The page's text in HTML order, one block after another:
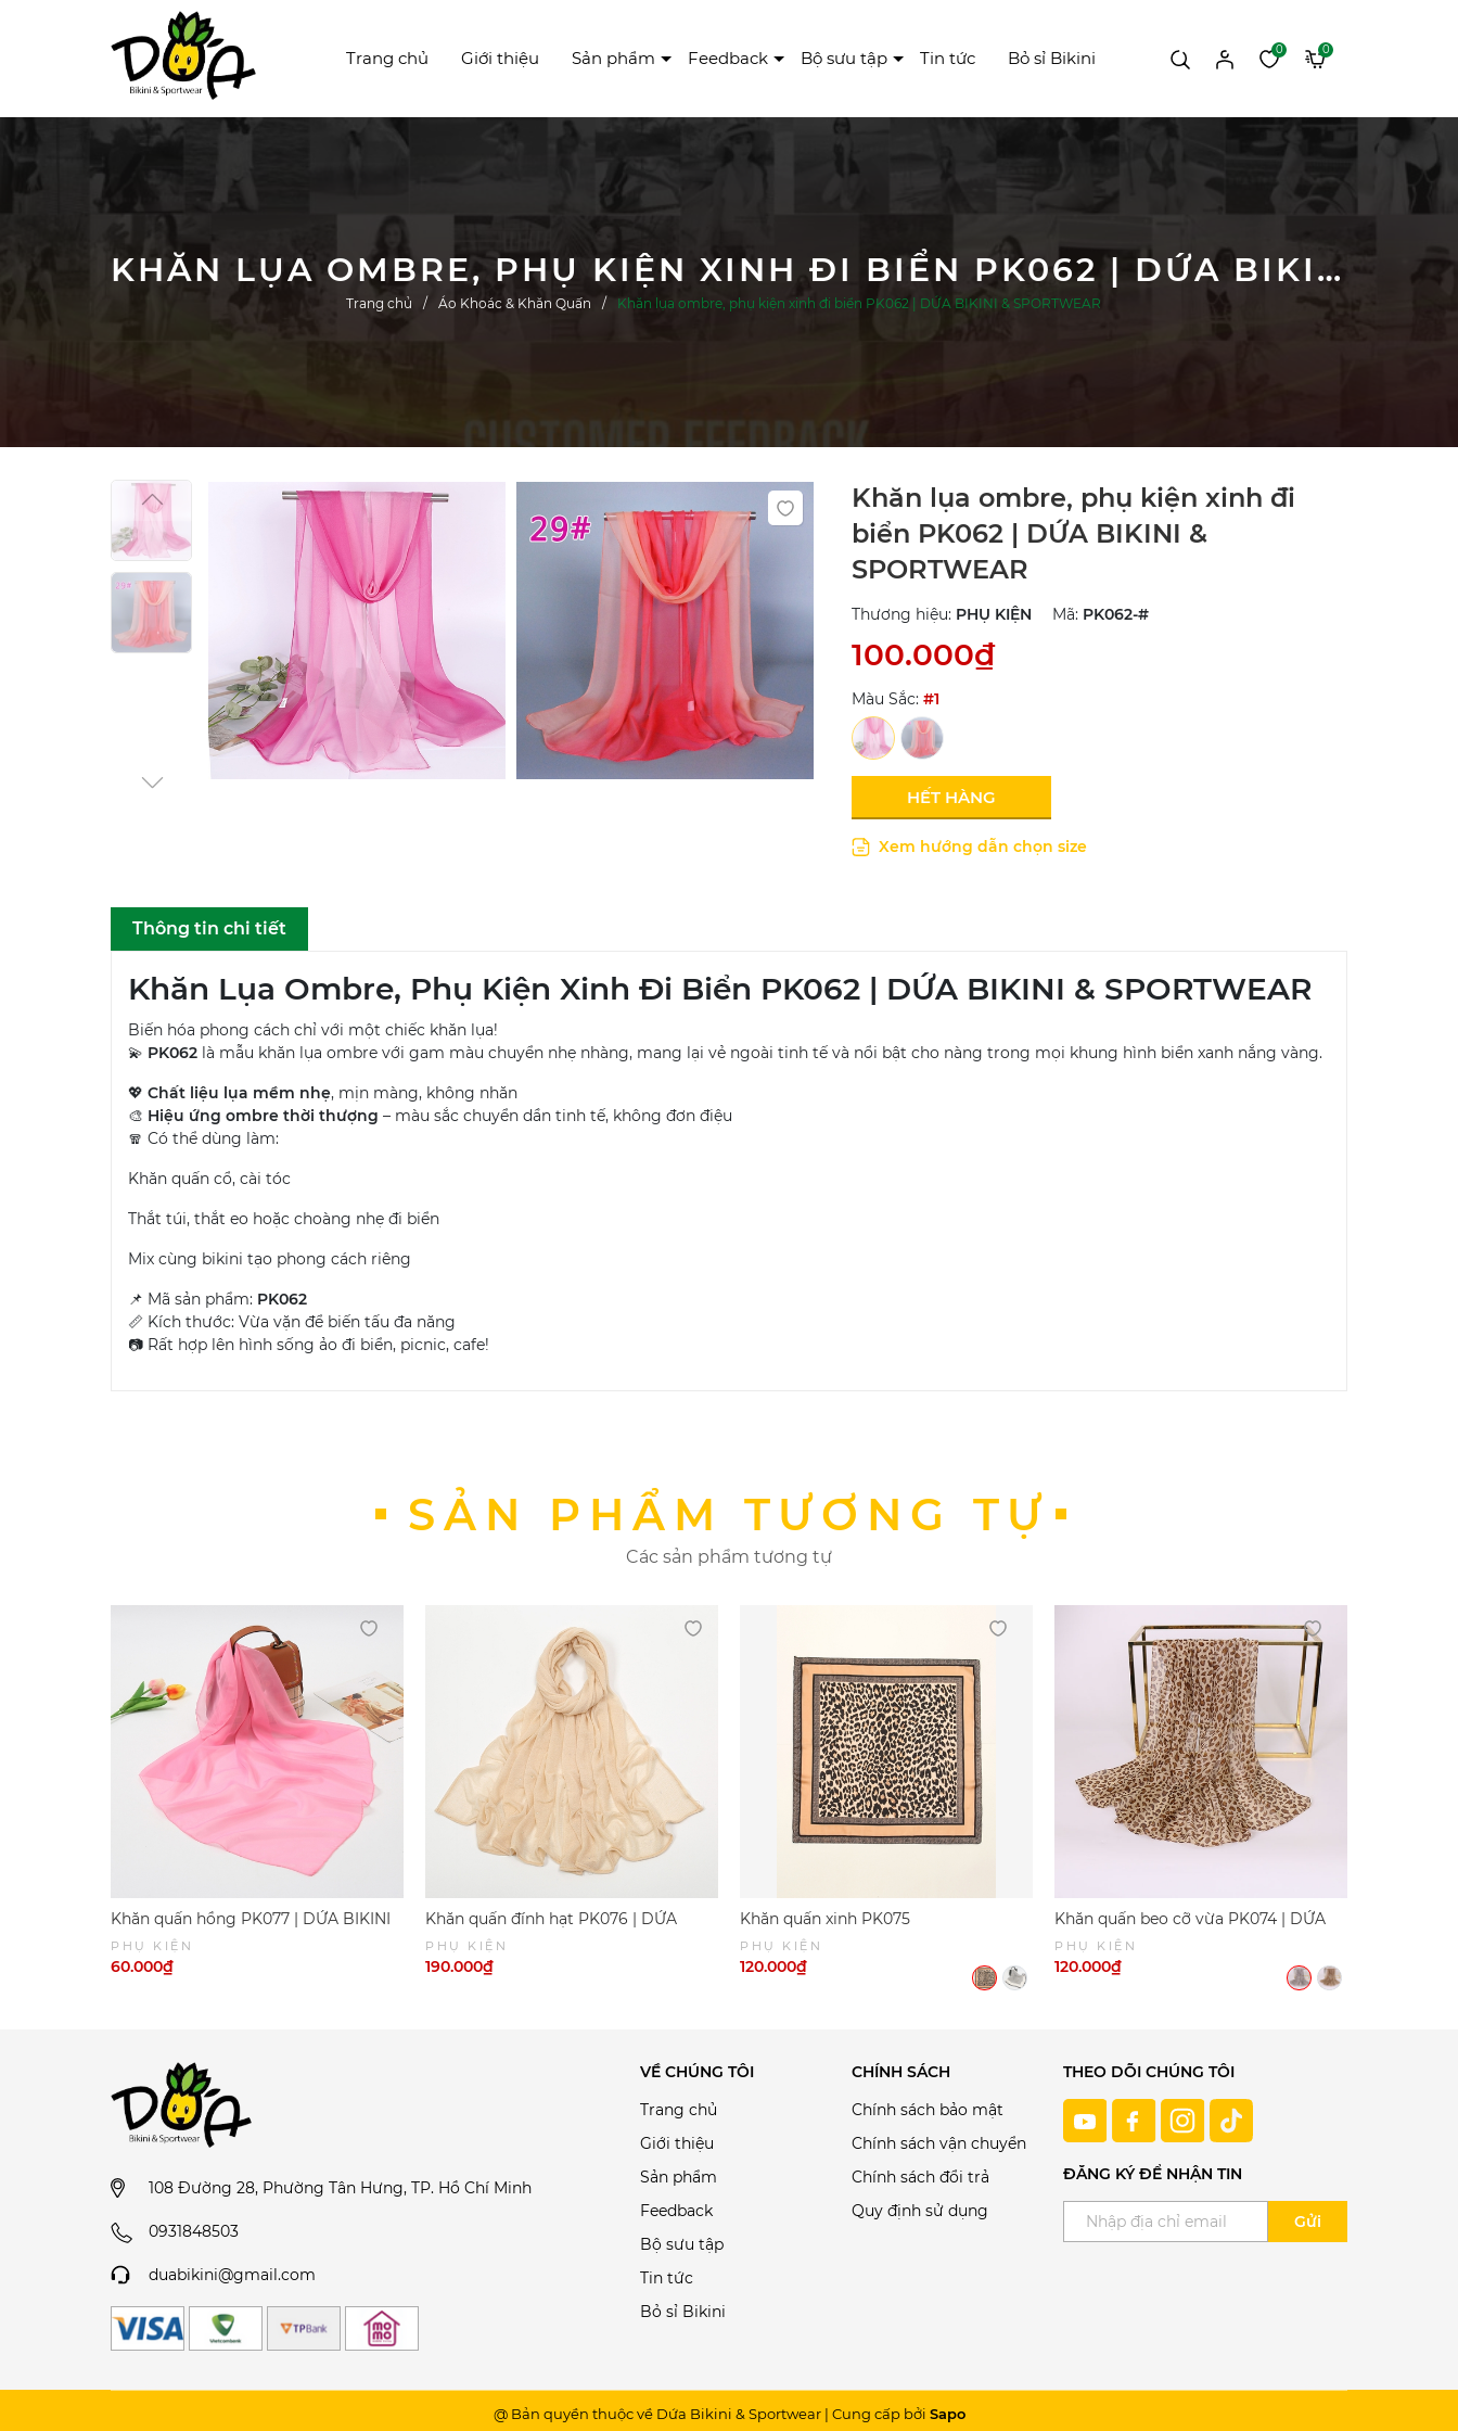
Trang chủ Giới thiệu Sản phẩm Feedback Bộ sưu tập Tin tức Bỏ sỉ Bikini 0 0
KHĂN LỤA OMBRE, PHỤ KIỆN XINH ĐI BIỂN PK062 | DỨA BIKINI & SPORTWEAR
Trang chủ Áo Khoác & Khăn Quấn Khăn lụa ombre, phụ kiện xinh đi biển PK062 | DỨA BIKINI & SPORTWEAR
Khăn lụa ombre, phụ kiện xinh đi
biển PK062 | DỨA BIKINI &
SPORTWEAR
Thương hiệu: PHỤ KIỆN Mã: PK062-#
100.000₫
Màu Sắc: #1
HẾT HÀNG
Xem hướng dẫn chọn size
Thông tin chi tiết
Khăn Lụa Ombre, Phụ Kiện Xinh Đi Biển PK062 | DỨA BIKINI & SPORTWEAR
Biến hóa phong cách chỉ với một chiếc khăn lụa!
💫 PK062 là mẫu khăn lụa ombre với gam màu chuyển nhẹ nhàng, mang lại vẻ ngoài tinh tế và nổi bật cho nàng trong mọi khung hình biển xanh nắng vàng.
💖 Chất liệu lụa mềm nhẹ, mịn màng, không nhăn
🎨 Hiệu ứng ombre thời thượng – màu sắc chuyển dần tinh tế, không đơn điệu
🧣 Có thể dùng làm:
Khăn quấn cổ, cài tóc
Thắt túi, thắt eo hoặc choàng nhẹ đi biển
Mix cùng bikini tạo phong cách riêng
📌 Mã sản phẩm: PK062
📏 Kích thước: Vừa vặn để biến tấu đa năng
📷 Rất hợp lên hình sống ảo đi biển, picnic, cafe!
SẢN PHẨM TƯƠNG TỰ
Các sản phẩm tương tự
Khăn quấn hồng PK077 | DỨA BIKINI
& SPORTWEAR
PHỤ KIỆN
60.000₫
Khăn quấn đính hạt PK076 | DỨA
BIKINI & SPORTWEAR
PHỤ KIỆN
190.000₫
Khăn quấn xinh PK075
PHỤ KIỆN
120.000₫
Khăn quấn beo cỡ vừa PK074 | DỨA
BIKINI & SPORTWEAR
PHỤ KIỆN
120.000₫
108 Đường 28, Phường Tân Hưng, TP. Hồ Chí Minh
0931848503
duabikini@gmail.com
VỀ CHÚNG TÔI
Trang chủ
Giới thiệu
Sản phẩm
Feedback
Bộ sưu tập
Tin tức
Bỏ sỉ Bikini
CHÍNH SÁCH
Chính sách bảo mật
Chính sách vận chuyển
Chính sách đổi trả
Quy định sử dụng
THEO DÕI CHÚNG TÔI
ĐĂNG KÝ ĐỂ NHẬN TIN
Gửi
@ Bản quyền thuộc về Dứa Bikini & Sportwear | Cung cấp bởi Sapo